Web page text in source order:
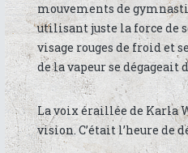
mouvements de
utilisant juste la force de
visage rouges de froid et
de la vapeur se dégageait
La voix éraillée de Karla
vision. C’était l’heure de